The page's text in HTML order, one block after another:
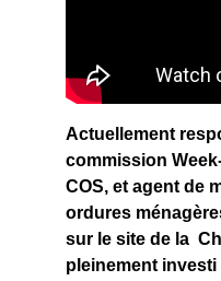
Actuellement
commission
COS, et agent de
ordures
sur le site de la
pleinement